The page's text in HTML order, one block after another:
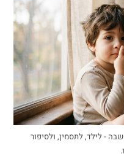
- לילד, לתסמין, ולסיפור